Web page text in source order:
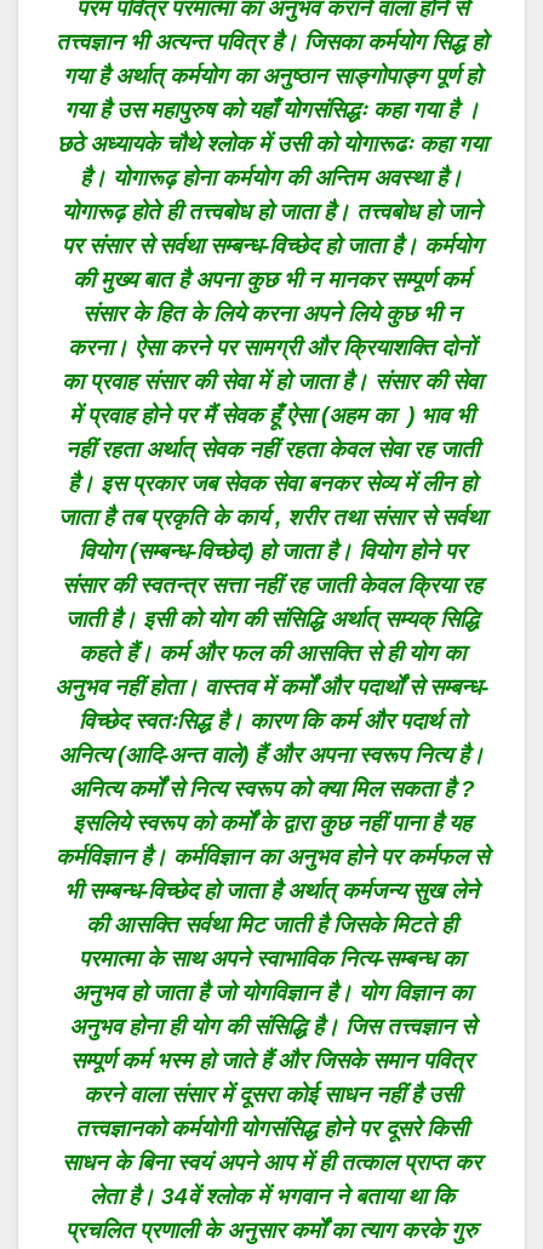
परम पवित्र परमात्मा का अनुभव कराने वाला होने से
तत्त्वज्ञान भी अत्यन्त पवित्र है। जिसका कर्मयोग सिद्ध हो
गया है अर्थात् कर्मयोग का अनुष्ठान साङ्गोपाङ्ग पूर्ण हो
गया है उस महापुरुष को यहाँ योगसंसिद्धः कहा गया है ।
छठे अध्यायके चौथे श्लोक में उसी को योगारूढः कहा गया
है। योगारूढ़ होना कर्मयोग की अन्तिम अवस्था है।
योगारूढ़ होते ही तत्त्वबोध हो जाता है। तत्त्वबोध हो जाने
पर संसार से सर्वथा सम्बन्ध-विच्छेद हो जाता है। कर्मयोग
की मुख्य बात है अपना कुछ भी न मानकर सम्पूर्ण कर्म
संसार के हित के लिये करना अपने लिये कुछ भी न
करना। ऐसा करने पर सामग्री और क्रियाशक्ति दोनों
का प्रवाह संसार की सेवा में हो जाता है। संसार की सेवा
में प्रवाह होने पर मैं सेवक हूँ ऐसा (अहम का ) भाव भी
नहीं रहता अर्थात् सेवक नहीं रहता केवल सेवा रह जाती
है। इस प्रकार जब सेवक सेवा बनकर सेव्य में लीन हो
जाता है तब प्रकृति के कार्य , शरीर तथा संसार से सर्वथा
वियोग (सम्बन्ध-विच्छेद) हो जाता है। वियोग होने पर
संसार की स्वतन्त्र सत्ता नहीं रह जाती केवल क्रिया रह
जाती है। इसी को योग की संसिद्धि अर्थात् सम्यक् सिद्धि
कहते हैं। कर्म और फल की आसक्ति से ही योग का
अनुभव नहीं होता। वास्तव में कर्मों और पदार्थों से सम्बन्ध-
विच्छेद स्वतःसिद्ध है। कारण कि कर्म और पदार्थ तो
अनित्य (आदि-अन्त वाले) हैं और अपना स्वरूप नित्य है।
अनित्य कर्मों से नित्य स्वरूप को क्या मिल सकता है ?
इसलिये स्वरूप को कर्मों के द्वारा कुछ नहीं पाना है यह
कर्मविज्ञान है। कर्मविज्ञान का अनुभव होने पर कर्मफल से
भी सम्बन्ध-विच्छेद हो जाता है अर्थात् कर्मजन्य सुख लेने
की आसक्ति सर्वथा मिट जाती है जिसके मिटते ही
परमात्मा के साथ अपने स्वाभाविक नित्य-सम्बन्ध का
अनुभव हो जाता है जो योगविज्ञान है। योग विज्ञान का
अनुभव होना ही योग की संसिद्धि है। जिस तत्त्वज्ञान से
सम्पूर्ण कर्म भस्म हो जाते हैं और जिसके समान पवित्र
करने वाला संसार में दूसरा कोई साधन नहीं है उसी
तत्त्वज्ञानको कर्मयोगी योगसंसिद्ध होने पर दूसरे किसी
साधन के बिना स्वयं अपने आप में ही तत्काल प्राप्त कर
लेता है। 34वें श्लोक में भगवान ने बताया था कि
प्रचलित प्रणाली के अनुसार कर्मों का त्याग करके गुरु